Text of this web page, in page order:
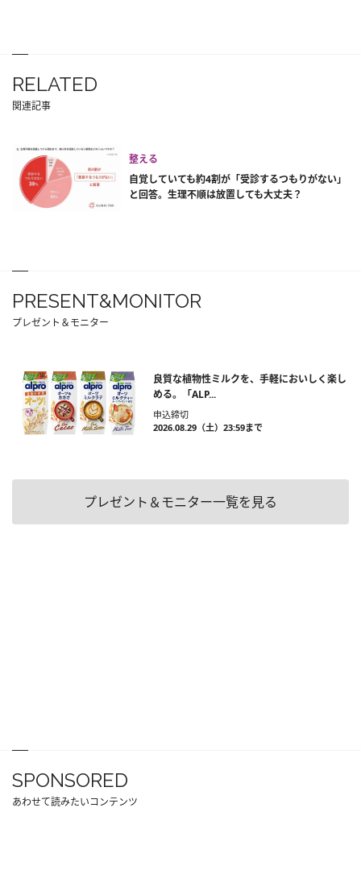
RELATED
関連記事
整える
自覚していても約4割が「受診するつもりがない」
と回答。生理不順は放置しても大丈夫？
PRESENT&MONITOR
プレゼント＆モニター
良質な植物性ミルクを、手軽においしく楽し
める。「ALP...
申込締切
2026.08.29（土）23:59まで
プレゼント＆モニター一覧を見る
SPONSORED
あわせて読みたいコンテンツ